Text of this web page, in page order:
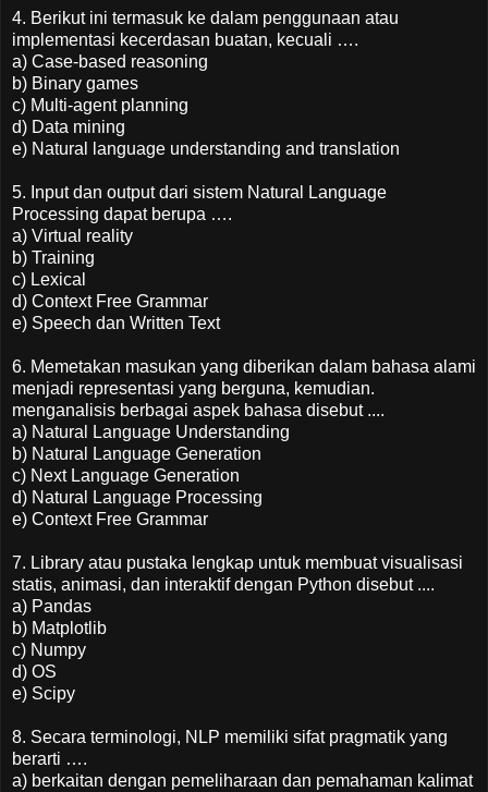
4. Berikut ini termasuk ke dalam penggunaan atau
implementasi kecerdasan buatan, kecuali ….
a) Case-based reasoning
b) Binary games
c) Multi-agent planning
d) Data mining
e) Natural language understanding and translation
5. Input dan output dari sistem Natural Language
Processing dapat berupa ….
a) Virtual reality
b) Training
c) Lexical
d) Context Free Grammar
e) Speech dan Written Text
6. Memetakan masukan yang diberikan dalam bahasa alami
menjadi representasi yang berguna, kemudian.
menganalisis berbagai aspek bahasa disebut ....
a) Natural Language Understanding
b) Natural Language Generation
c) Next Language Generation
d) Natural Language Processing
e) Context Free Grammar
7. Library atau pustaka lengkap untuk membuat visualisasi
statis, animasi, dan interaktif dengan Python disebut ....
a) Pandas
b) Matplotlib
c) Numpy
d) OS
e) Scipy
8. Secara terminologi, NLP memiliki sifat pragmatik yang
berarti ….
a) berkaitan dengan pemeliharaan dan pemahaman kalimat